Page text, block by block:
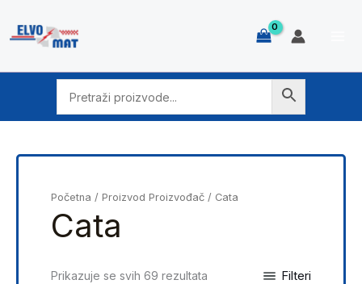
content
Početna / Proizvod Proizvođač / Cata
Cata
Prikazuje se svih 69 rezultata Filteri